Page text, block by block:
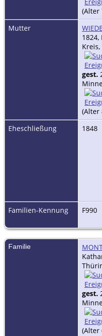
(Alter
Mutter
gest.
(Alter
Eheschließung
1848
Familien-Kennung F990
Familie
gest.
(Alter